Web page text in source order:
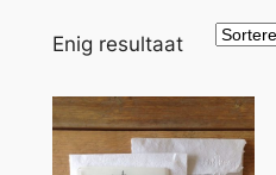
Enig resultaat